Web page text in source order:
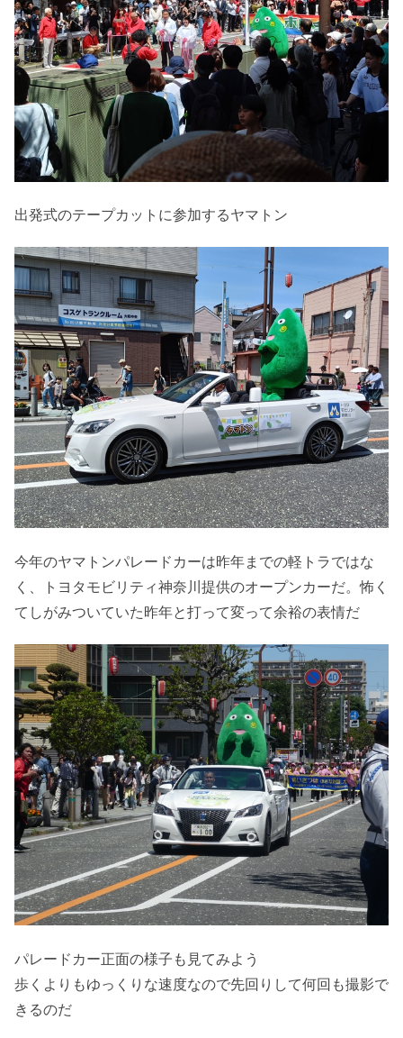
出発式のテープカットに参加するヤマトン
今年のヤマトンパレードカーは昨年までの軽トラではな
く、トヨタモビリティ神奈川提供のオープンカーだ。怖く
てしがみついていた昨年と打って変って余裕の表情だ
パレードカー正面の様子も見てみよう
歩くよりもゆっくりな速度なので先回りして何回も撮影で
きるのだ